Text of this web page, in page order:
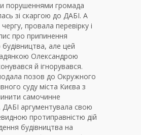
порушеннями громада
зі скаргою до ДАБІ. А
провала перевірку і
про припинення
але цей
Олександрою
й ігнорувався.
позов до Окружного
суду міста Києва з
самочинне
ДАБІ аргументувала свою
протиправністю дій
будівництва на